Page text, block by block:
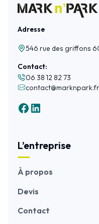
Adresse
546 rue des griffons
Contact:
06 38 12 82 73
contact@marknpark.fr
L’entreprise
À propos
Devis
Contact